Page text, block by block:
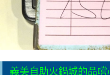
義美自助火鍋城的品嚐